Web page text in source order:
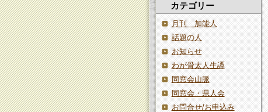
カテゴリー
月刊 加能人
話題の人
お知らせ
わが骨太人生譚
同窓会山脈
同窓会・県人会
お問合せ/お申込み